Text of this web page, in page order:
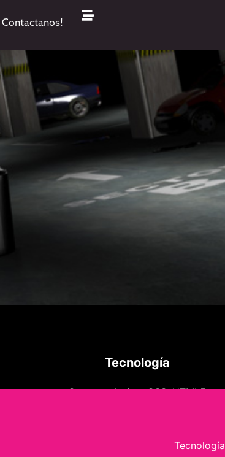
Contactanos!
Tecnología
Concept design,CSS,HTML5
Tecnología